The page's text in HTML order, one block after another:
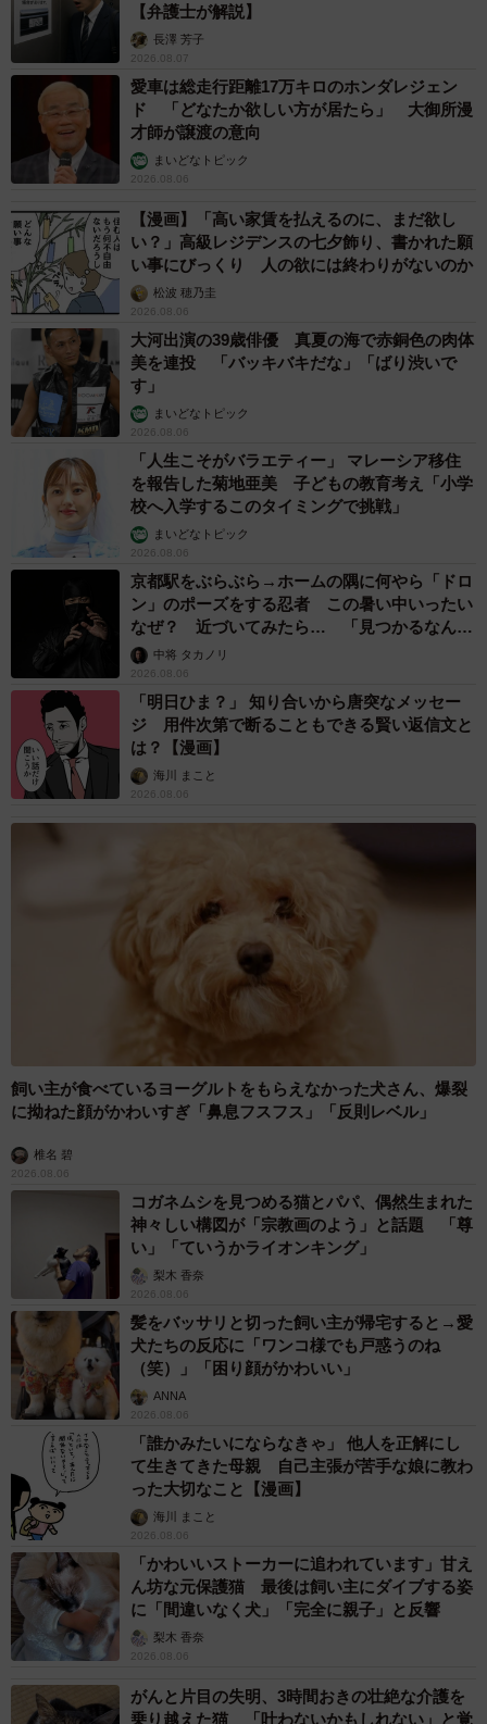
【弁護士が解説】
長澤 芳子
2026.08.07
愛車は総走行距離17万キロのホンダレジェン
ド 「どなたか欲しい方が居たら」 大御所漫
才師が譲渡の意向
まいどなトピック
2026.08.06
【漫画】「高い家賃を払えるのに、まだ欲し
い？」高級レジデンスの七夕飾り、書かれた願
い事にびっくり 人の欲には終わりがないのか
松波 穂乃圭
2026.08.06
大河出演の39歳俳優 真夏の海で赤銅色の肉体
美を連投 「バッキバキだな」「ばり渋いで
す」
まいどなトピック
2026.08.06
「人生こそがバラエティー」 マレーシア移住
を報告した菊地亜美 子どもの教育考え「小学
校へ入学するこのタイミングで挑戦」
まいどなトピック
2026.08.06
京都駅をぶらぶら→ホームの隅に何やら「ドロ
ン」のポーズをする忍者 この暑い中いったい
なぜ？ 近づいてみたら… 「見つかるなんて
未熟」中将 タカノリ
2026.08.06
「明日ひま？」 知り合いから唐突なメッセー
ジ 用件次第で断ることもできる賢い返信文と
は？【漫画】
海川 まこと
2026.08.06
飼い主が食べているヨーグルトをもらえなかった犬さん、爆裂
に拗ねた顔がかわいすぎ「鼻息フスフス」「反則レベル」
椎名 碧
2026.08.06
コガネムシを見つめる猫とパパ、偶然生まれた
神々しい構図が「宗教画のよう」と話題 「尊
い」「ていうかライオンキング」
梨木 香奈
2026.08.06
髪をバッサリと切った飼い主が帰宅すると→愛
犬たちの反応に「ワンコ様でも戸惑うのね
（笑）」「困り顔がかわいい」
ANNA
2026.08.06
「誰かみたいにならなきゃ」 他人を正解にし
て生きてきた母親 自己主張が苦手な娘に教わ
った大切なこと【漫画】
海川 まこと
2026.08.06
「かわいいストーカーに追われています」甘え
ん坊な元保護猫 最後は飼い主にダイブする姿
に「間違いなく犬」「完全に親子」と反響
梨木 香奈
2026.08.06
がんと片目の失明、3時間おきの壮絶な介護を
乗り越えた猫 「叶わないかもしれない」と覚